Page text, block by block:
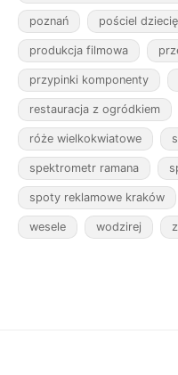
poznań pościel
produkcja filmowa
przypinki komponenty
restauracja z ogródkiem
róże wielkokwiatowe
spektrometr ramana
spoty reklamowe kraków
wesele wodzirej